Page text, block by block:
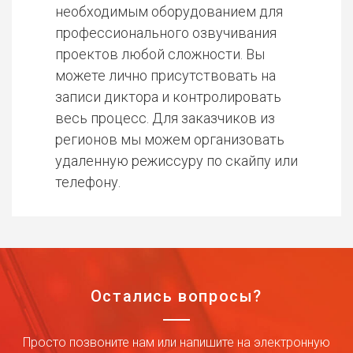
необходимым оборудованием для
профессионального озвучивания
проектов любой сложности. Вы
можете лично присутствовать на
записи диктора и контролировать
весь процесс. Для заказчиков из
регионов мы можем организовать
удаленную режиссуру по скайпу или
телефону.
Остались вопросы?
Просто позвоните нам или напишите на электронную